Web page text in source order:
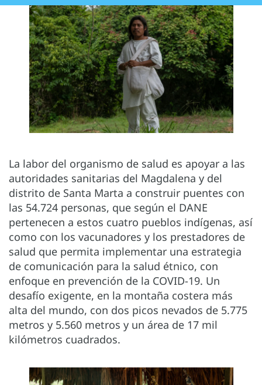
La labor del organismo de salud es apoyar a las
autoridades sanitarias del Magdalena y del
distrito de Santa Marta a construir puentes con
las 54.724 personas, que según el DANE
pertenecen a estos cuatro pueblos indígenas, así
como con los vacunadores y los prestadores de
salud que permita implementar una estrategia
de comunicación para la salud étnico, con
enfoque en prevención de la COVID-19. Un
desafío exigente, en la montaña costera más
alta del mundo, con dos picos nevados de 5.775
metros y 5.560 metros y un área de 17 mil
kilómetros cuadrados.